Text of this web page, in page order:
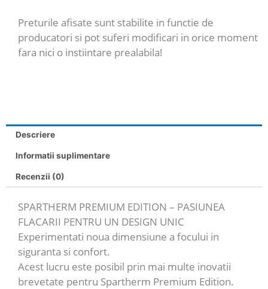
Preturile afisate sunt stabilite in functie de
producatori si pot suferi modificari in orice moment
fara nici o instiintare prealabila!
Descriere
Informatii suplimentare
Recenzii (0)
SPARTHERM PREMIUM EDITION – PASIUNEA
FLACARII PENTRU UN DESIGN UNIC
Experimentati noua dimensiune a focului in
siguranta si confort.
Acest lucru este posibil prin mai multe inovatii
brevetate pentru Spartherm Premium Edition.